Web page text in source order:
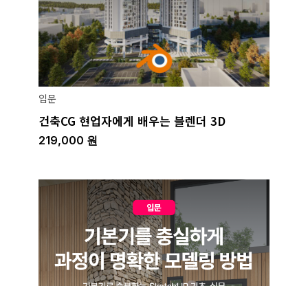
입문
건축CG 현업자에게 배우는 블렌더 3D
219,000 원